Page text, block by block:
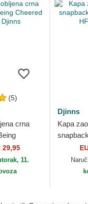
(5)
crna
Djinns
29,95
11.
Djinns
Kapa
HFT